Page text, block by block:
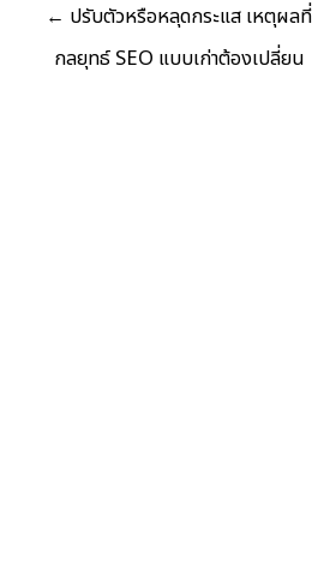
← ปรับตัวหรือหลุดกระแส เหตุผลที่
กลยุทธ์ SEO แบบเก่าต้องเปลี่ยน